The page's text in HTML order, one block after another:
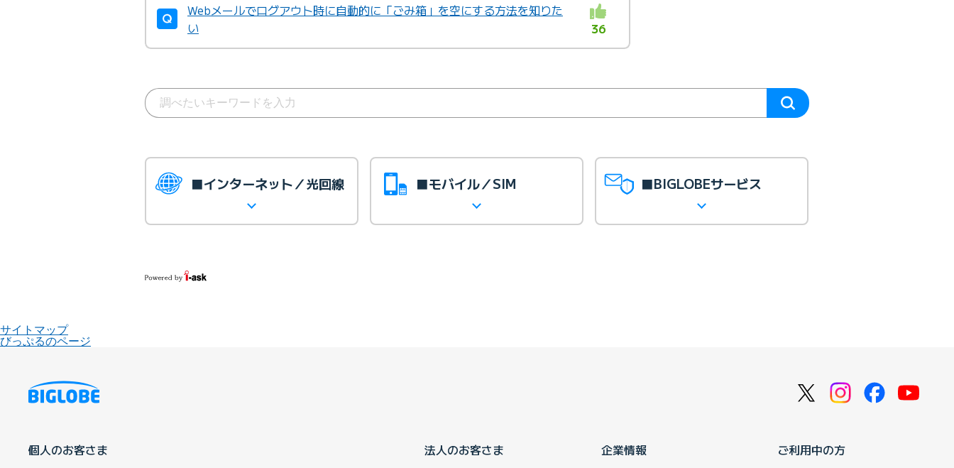
Webメールでログアウト時に自動的に「ごみ箱」を空にする方法を知りた
い
36
■インターネット／光回線 ■モバイル／SIM ■BIGLOBEサービス
サイトマップ
びっぷるのページ
個人のお客さま 法人のお客さま 企業情報 ご利用中の方